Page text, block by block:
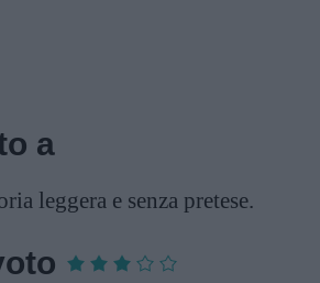
a
leggera e senza pretese.